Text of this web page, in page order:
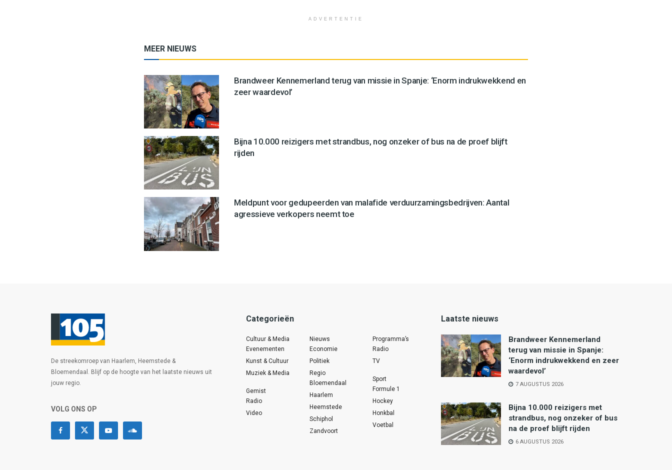
ADVERTENTIE
MEER NIEUWS
Brandweer Kennemerland terug van missie in Spanje: ‘Enorm indrukwekkend en
zeer waardevol’
Bijna 10.000 reizigers met strandbus, nog onzeker of bus na de proef blijft
rijden
Meldpunt voor gedupeerden van malafide verduurzamingsbedrijven: Aantal
agressieve verkopers neemt toe
De streekomroep van Haarlem, Heemstede &
Bloemendaal. Blijf op de hoogte van het laatste nieuws uit
jouw regio.
VOLG ONS OP
Categorieën
Cultuur & Media
Evenementen
Kunst & Cultuur
Muziek & Media
Gemist
Radio
Video
Nieuws
Economie
Politiek
Regio
Bloemendaal
Haarlem
Heemstede
Schiphol
Zandvoort
Programma’s
Radio
TV
Sport
Formule 1
Hockey
Honkbal
Voetbal
Laatste nieuws
Brandweer Kennemerland
terug van missie in Spanje:
‘Enorm indrukwekkend en zeer
waardevol’
7 AUGUSTUS 2026
Bijna 10.000 reizigers met
strandbus, nog onzeker of bus
na de proef blijft rijden
6 AUGUSTUS 2026